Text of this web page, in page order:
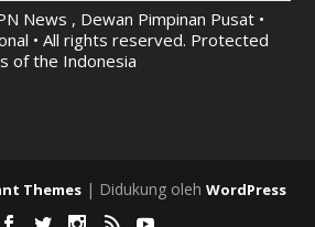
News , Dewan Pimpinan Pusat •
• All rights reserved. Protected
of the Indonesia
Themes | Didukung oleh WordPress